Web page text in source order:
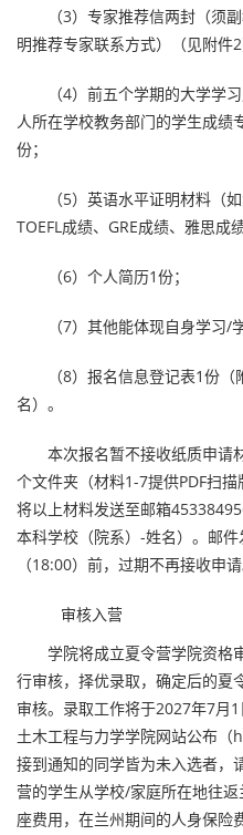
（3）专家推荐信两封（须副
明推荐专家联系方式）（见附件2
（4）前五个学期的大学学习
人所在学校教务部门的学生成绩
份；
（5）英语水平证明材料（如
TOEFL成绩、GRE成绩、雅思成
（6）个人简历1份；
（7）其他能体现自身学习/学
（8）报名信息登记表1份（
名）。
本次报名暂不接收纸质申请
个文件夹（材料1-7提供PDF扫
将以上材料发送至邮箱
本科学校（院系）-姓名）。邮
（18:00）前，过期不再接收申
审核入营
学院将成立夏令营学院资格
行审核，择优录取，确定后的夏
审核。录取工作将于2027年7月
土木工程与力学学院网站公布
接到通知的同学皆为未入选者，
营的学生从学校/家庭所在地往
座费用，在兰州期间的人身保险